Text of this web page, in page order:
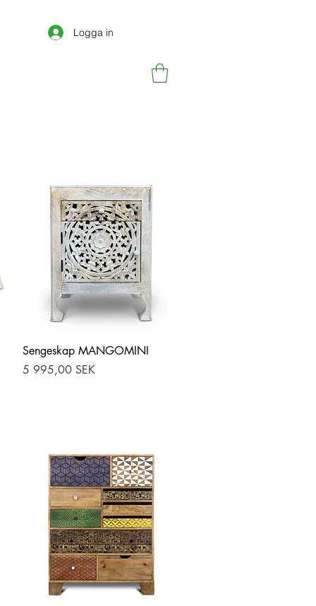
Logga in
Hurtigvisning
Sengeskap MANGOMINI
Pris
5 995,00 SEK